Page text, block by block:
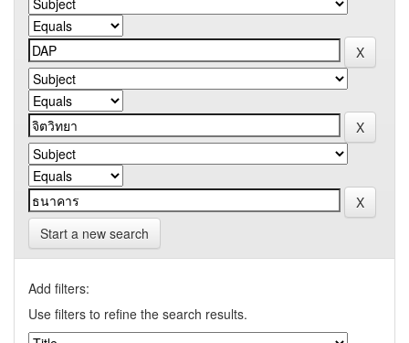
Start a new search
Add filters:
Use filters to refine the search results.